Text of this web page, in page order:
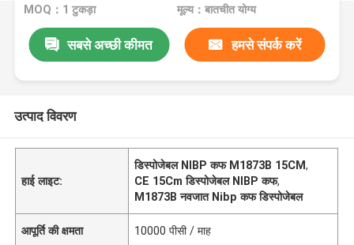
MOQ：1 टुकड़ा मूल्य：बातचीत योग्य
सबसे अच्छी कीमत हमसे संपर्क करें
उत्पाद विवरण
हाई लाइट:
डिस्पोजेबल NIBP कफ M1873B 15CM,
CE 15Cm डिस्पोजेबल NIBP कफ,
M1873B नवजात Nibp कफ डिस्पोजेबल
आपूर्ति की क्षमता 10000 पीसी / माह